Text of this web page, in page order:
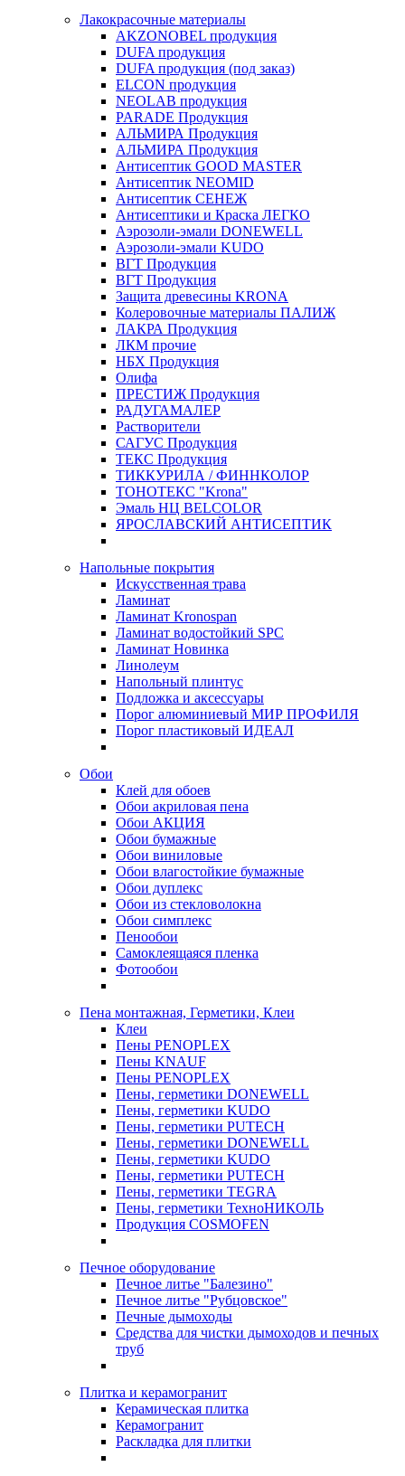
Лакокрасочные материалы
AKZONOBEL продукция
DUFA продукция
DUFA продукция (под заказ)
ELCON продукция
NEOLAB продукция
PARADE Продукция
АЛЬМИРА Продукция
АЛЬМИРА Продукция
Антисептик GOOD MASTER
Антисептик NEOMID
Антисептик СЕНЕЖ
Антисептики и Краска ЛЕГКО
Аэрозоли-эмали DONEWELL
Аэрозоли-эмали KUDO
ВГТ Продукция
ВГТ Продукция
Защита древесины KRONA
Колеровочные материалы ПАЛИЖ
ЛАКРА Продукция
ЛКМ прочие
НБХ Продукция
Олифа
ПРЕСТИЖ Продукция
РАДУГАМАЛЕР
Растворители
САГУС Продукция
ТЕКС Продукция
ТИККУРИЛА / ФИННКОЛОР
ТОНОТЕКС "Krona"
Эмаль НЦ BELCOLOR
ЯРОСЛАВСКИЙ АНТИСЕПТИК
Напольные покрытия
Искусственная трава
Ламинат
Ламинат Kronospan
Ламинат водостойкий SPC
Ламинат Новинка
Линолеум
Напольный плинтус
Подложка и аксессуары
Порог алюминиевый МИР ПРОФИЛЯ
Порог пластиковый ИДЕАЛ
Обои
Клей для обоев
Обои акриловая пена
Обои АКЦИЯ
Обои бумажные
Обои виниловые
Обои влагостойкие бумажные
Обои дуплекс
Обои из стекловолокна
Обои симплекс
Пенообои
Самоклеящаяся пленка
Фотообои
Пена монтажная, Герметики, Клеи
Клеи
Пены PENOPLEX
Пены KNAUF
Пены PENOPLEX
Пены, герметики DONEWELL
Пены, герметики KUDO
Пены, герметики PUTECH
Пены, герметики DONEWELL
Пены, герметики KUDO
Пены, герметики PUTECH
Пены, герметики TEGRA
Пены, герметики ТехноНИКОЛЬ
Продукция COSMOFEN
Печное оборудование
Печное литье "Балезино"
Печное литье "Рубцовское"
Печные дымоходы
Средства для чистки дымоходов и печных
труб
Плитка и керамогранит
Керамическая плитка
Керамогранит
Раскладка для плитки